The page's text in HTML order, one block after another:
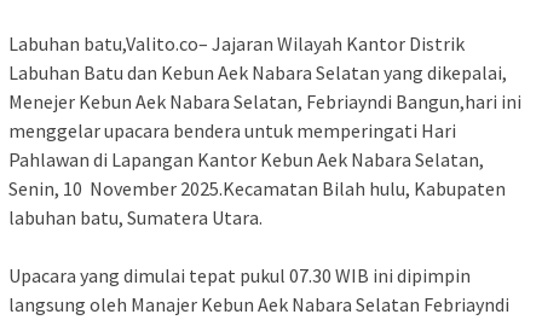
‎Labuhan batu,Valito.co– Jajaran Wilayah Kantor Distrik
Labuhan Batu dan Kebun Aek Nabara Selatan yang dikepalai,
Menejer Kebun Aek Nabara Selatan, Febriayndi Bangun,hari ini
menggelar upacara bendera untuk memperingati Hari
Pahlawan di Lapangan Kantor Kebun Aek Nabara Selatan,
Senin, 10 November 2025.Kecamatan Bilah hulu, Kabupaten
labuhan batu, Sumatera Utara.
‎Upacara yang dimulai tepat pukul 07.30 WIB ini dipimpin
langsung oleh Manajer Kebun Aek Nabara Selatan Febriayndi